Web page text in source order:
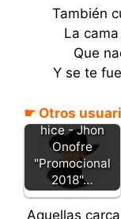
También
La
Que
Y se te
☛ Otros
Como yo lo
hice - Jhon
Onofre
"Promocional
2018"…
Aquellas